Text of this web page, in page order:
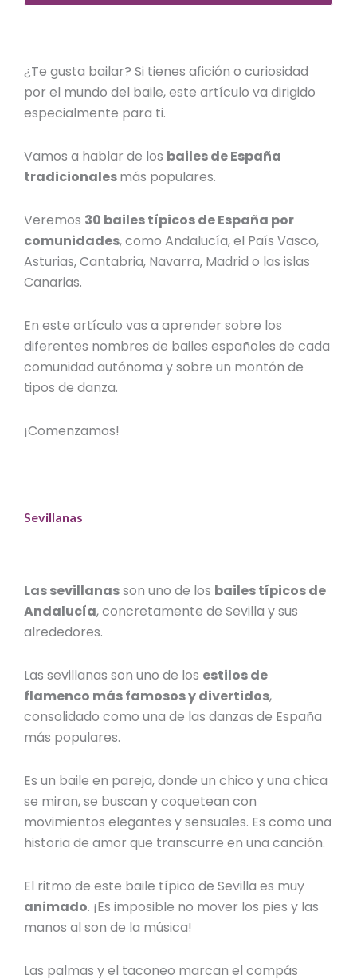
¿Te gusta bailar? Si tienes afición o curiosidad
por el mundo del baile, este artículo va dirigido
especialmente para ti.
Vamos a hablar de los bailes de España
tradicionalesmás populares.
Veremos 30 bailes típicos de España por
comunidades, como Andalucía, el País Vasco,
Asturias, Cantabria, Navarra, Madrid o las islas
Canarias.
En este artículo vas a aprender sobre los
diferentes nombres de bailesespañoles de cada
comunidad autónoma y sobre un montón de
tipos de danza.
¡Comenzamos!
Sevillanas
Las sevillanasson uno de los bailes típicos de
Andalucía, concretamente de Sevilla y sus
alrededores.
Las sevillanas son uno de los estilos de
flamenco más famosos y divertidos,
consolidado como una de lasdanzas de España
más populares.
Es un baile en pareja, donde un chico y una chica
se miran, se buscan y coquetean con
movimientos elegantes y sensuales. Es como una
historia de amor que transcurre en una canción.
El ritmo de este baile típico de Sevillaes muy
animado. ¡Es imposible no mover los pies y las
manos al son de la música!
Las palmas y el taconeo marcan el compás